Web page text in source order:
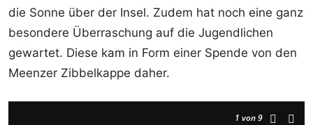
die Sonne über der Insel. Zudem hat noch eine ganz
besondere Überraschung auf die Jugendlichen
gewartet. Diese kam in Form einer Spende von den
Meenzer Zibbelkappe daher.
1 von 9